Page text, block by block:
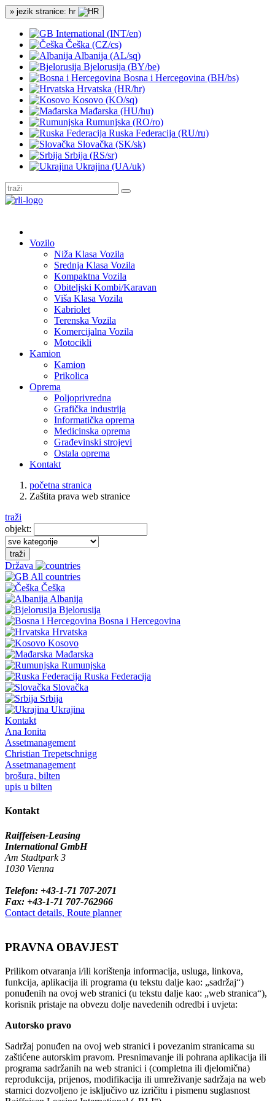
» jezik stranice: hr
International (INT/en)
Češka (CZ/cs)
Albanija (AL/sq)
Bjelorusija (BY/be)
Bosna i Hercegovina (BH/bs)
Hrvatska (HR/hr)
Kosovo (KO/sq)
Mađarska (HU/hu)
Rumunjska (RO/ro)
Ruska Federacija (RU/ru)
Slovačka (SK/sk)
Srbija (RS/sr)
Ukrajina (UA/uk)
Vozilo
Niža Klasa Vozila
Srednja Klasa Vozila
Kompaktna Vozila
Obiteljski Kombi/Karavan
Viša Klasa Vozila
Kabriolet
Terenska Vozila
Komercijalna Vozila
Motocikli
Kamion
Kamion
Prikolica
Oprema
Poljoprivredna
Grafička industrija
Informatička oprema
Medicinska oprema
Građevinski strojevi
Ostala oprema
Kontakt
početna stranica
Zaštita prava web stranice
traži
objekt:
traži
Država
All countries
Češka
Albanija
Bjelorusija
Bosna i Hercegovina
Hrvatska
Kosovo
Mađarska
Rumunjska
Ruska Federacija
Slovačka
Srbija
Ukrajina
Kontakt
Ana Ionita
Assetmanagement
Christian Trepetschnigg
Assetmanagement
brošura, bilten
upis u bilten
Kontakt
Raiffeisen-Leasing
International GmbH
Am Stadtpark 3
1030 Vienna
Telefon: +43-1-71 707-2071
Fax: +43-1-71 707-762966
Contact details, Route planner
PRAVNA OBAVJEST
Prilikom otvaranja i/ili korištenja informacija, usluga, linkova,
funkcija, aplikacija ili programa (u tekstu dalje kao: „sadržaj“)
ponuđenih na ovoj web stranici (u tekstu dalje kao: „web stranica“),
korisnik pristaje na obvezu dolje navedenih odredbi i uvjeta:
Autorsko pravo
Sadržaj ponuđen na ovoj web stranici i povezanim stranicama su
zaštićene autorskim pravom. Presnimavanje ili pohrana aplikacija ili
programa sadržanih na web stranici i (completna ili djelomična)
reprodukcija, prijenos, modifikacija ili umreživanje sadržaja na web
starnici dozvoljeno je isključivo uz izričitu i pismenu suglasnost